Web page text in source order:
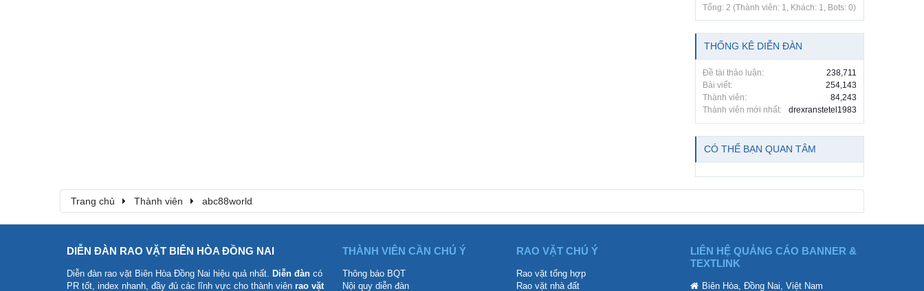
Tổng: 2 (Thành viên: 1, Khách: 1, Bots: 0)
THỐNG KÊ DIỄN ĐÀN
Đề tài thảo luận:
238,711
Bài viết:
254,143
Thành viên:
84,243
Thành viên mới nhất:
drexranstetel1983
CÓ THỂ BẠN QUAN TÂM
Trang chủ Thành viên abc88world
DIỄN ĐÀN RAO VẶT BIÊN HÒA ĐỒNG NAI
Diễn đàn rao vặt Biên Hòa Đồng Nai hiệu quả nhất. Diễn đàn có
PR tốt, index nhanh, đầy đủ các lĩnh vực cho thành viên rao vặt
THÀNH VIÊN CẦN CHÚ Ý
Thông báo BQT
Nội quy diễn đàn
RAO VẶT CHÚ Ý
Rao vặt tổng hợp
Rao vặt nhà đất
LIÊN HỆ QUẢNG CÁO BANNER &
TEXTLINK
Biên Hòa, Đồng Nai, Việt Nam